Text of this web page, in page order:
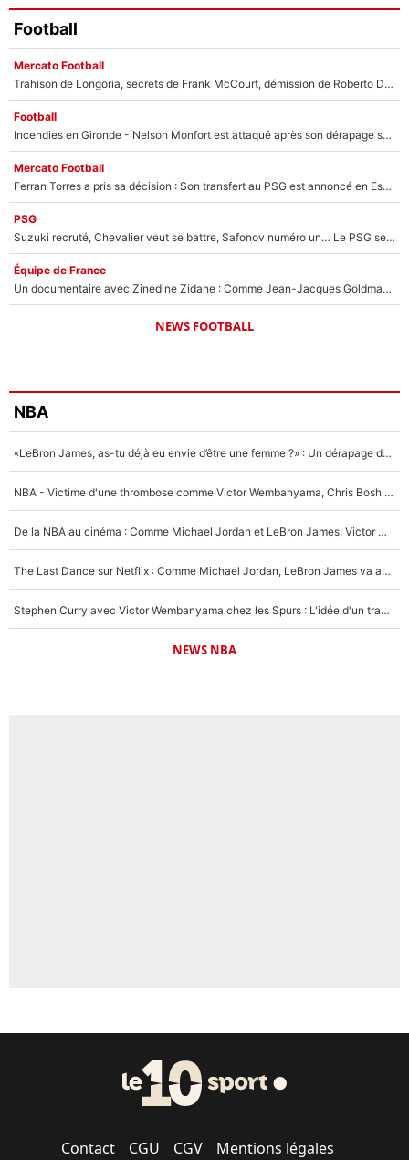
Football
Mercato Football
Trahison de Longoria, secrets de Frank McCourt, démission de Roberto De Zerbi : Medhi Benatia se lâche sur départ de l'OM et fait d'importantes révélations
Football
Incendies en Gironde - Nelson Monfort est attaqué après son dérapage sur CNews : «Et lui, il prend combien pour parler dans un studio climatisé?»
Mercato Football
Ferran Torres a pris sa décision : Son transfert au PSG est annoncé en Espagne !
PSG
Suzuki recruté, Chevalier veut se battre, Safonov numéro un… Le PSG se lance encore dans un gros chantier pour le poste de gardien de but
Équipe de France
Un documentaire avec Zinedine Zidane : Comme Jean-Jacques Goldman et Mylène Farmer, le nouveau sélectionneur de l'équipe de France a recalé une journaliste très connue
NEWS FOOTBALL
NBA
«LeBron James, as-tu déjà eu envie d’être une femme ?» : Un dérapage de Donald Trump sur la superstar de la NBA refait surface
NBA - Victime d'une thrombose comme Victor Wembanyama, Chris Bosh prévient le Français des risques sur sa santé : «J’ai failli mourir sur le coup et j’ai été ramené à la vie»
De la NBA au cinéma : Comme Michael Jordan et LeBron James, Victor Wembanyama rêve d'une carrière d'acteur !
The Last Dance sur Netflix : Comme Michael Jordan, LeBron James va avoir le droit à sa série !
Stephen Curry avec Victor Wembanyama chez les Spurs : L'idée d'un trade historique est lancée en NBA !
NEWS NBA
Contact CGU CGV Mentions légales